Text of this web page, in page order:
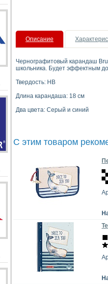
Описание
Чернографитовый карандаш
школьника. Будет эффектным
Твердость: HB
Длина карандаша: 18 см
Два цвета: Серый и синий
С этим товаром